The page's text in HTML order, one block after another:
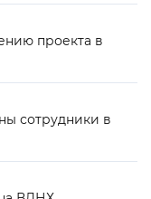
проекта в
сотрудники в